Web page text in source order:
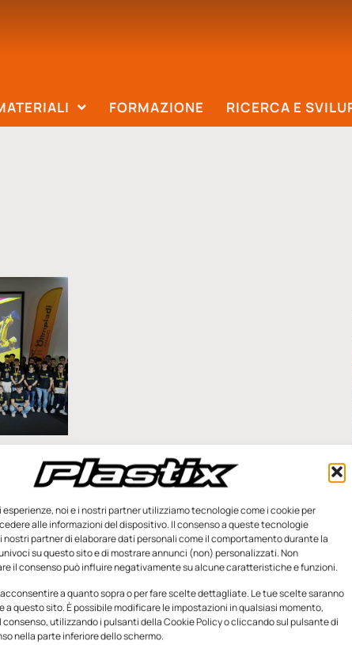
esperienze, noi e i nostri partner utilizziamo tecnologie come i cookie per
alle informazioni del dispositivo. Il consenso a queste tecnologie
nostri partner di elaborare dati personali come il comportamento durante la
su questo sito e di mostrare annunci (non) personalizzati. Non
il consenso può influire negativamente su alcune caratteristiche e funzioni.
a quanto sopra o per fare scelte dettagliate. Le tue scelte saranno
questo sito. È possibile modificare le impostazioni in qualsiasi momento,
utilizzando i pulsanti della Cookie Policy o cliccando sul pulsante di
nella parte inferiore dello schermo.
FORMAZIONE RICERCA E
le
la prima
della